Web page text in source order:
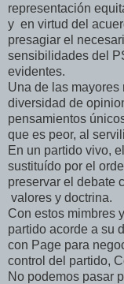
representación
y en virtud del
presagiar el
sensibilidades del
evidentes.
Una de las
diversidad de
pensamientos
que es peor, al
En un partido vivo,
sustituído por el
preservar el debate
valores y doctrina.
Con estos mimbres
partido acorde a su
con Page para
control del partido,
No podemos pasar